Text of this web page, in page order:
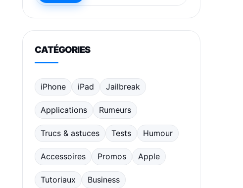
CATÉGORIES
iPhone iPad Jailbreak
Applications Rumeurs
Trucs & astuces Tests Humour
Accessoires Promos Apple
Tutoriaux Business